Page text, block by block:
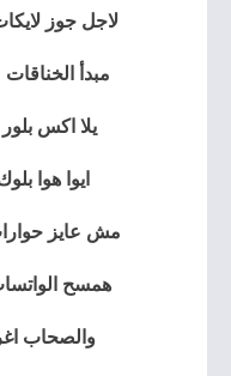
لاجل جوز
مبدأ
يلا اكس
ايوا هوا
مش عايز
همسح
والصحاب